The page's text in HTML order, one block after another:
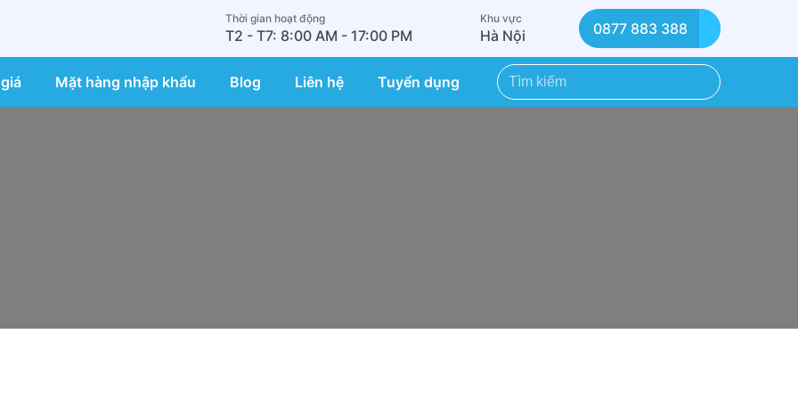
Thời gian hoạt động
T2 - T7: 8:00 AM - 17:00 PM
Khu vực
Hà Nội 0877 883 388
Mặt hàng nhập khẩu Blog Liên hệ Tuyển dụng